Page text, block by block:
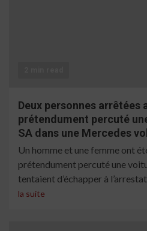
Deux personnes arrêtées
prétendument percuté
SA dans une Mercedes
Un homme et une femme ont
prétendument percuté une
tentaient d’échapper à
la suite